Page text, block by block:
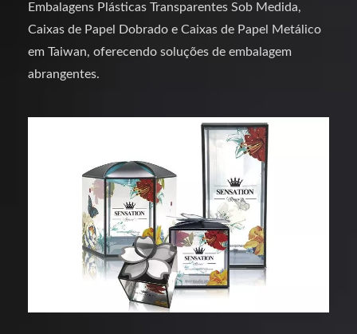
Embalagens Plásticas Transparentes Sob Medida,
Caixas de Papel Dobrado e Caixas de Papel Metálico
em Taiwan, oferecendo soluções de embalagem
abrangentes.